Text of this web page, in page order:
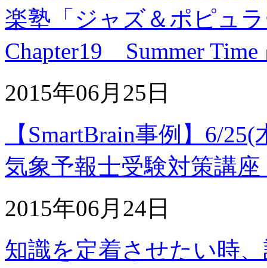
楽塾「ジャズ＆ポピュ
Chapter19 Summer
2015年06月25日
【SmartBrain事例】6/
気象予報士受験対策講
2015年06月24日
知識を定着させたい時